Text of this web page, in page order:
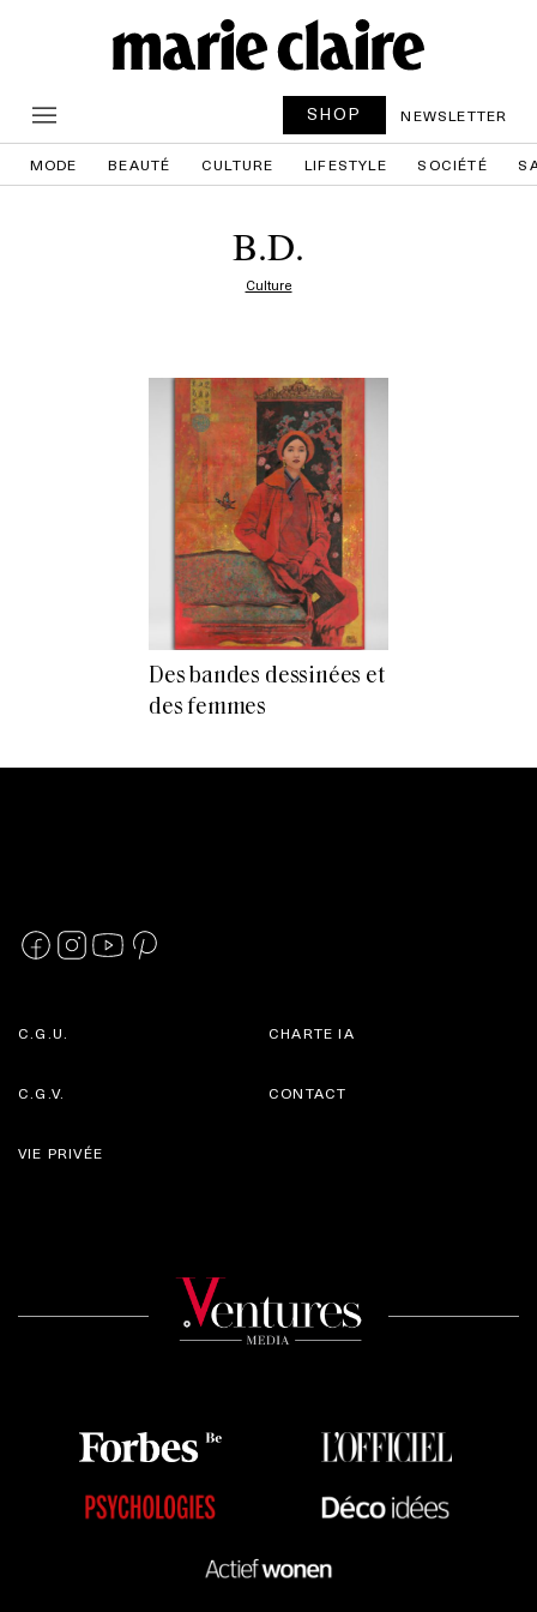
SHOP NEWSLETTER
MODE BEAUTÉ CULTURE LIFESTYLE SOCIÉTÉ
B.D.
Culture
Des bandes dessinées et
des femmes
C.G.U.
C.G.V.
CHARTE IA
CONTACT
VIE PRIVÉE